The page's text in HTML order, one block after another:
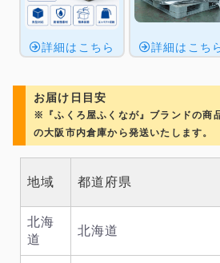
詳細はこちら 詳細はこち
お届け日目安
※『ふくろ屋ふくなが』ブランドの商
の大阪市内倉庫から発送いたします。
地域 都道府県
北海
道
北海道